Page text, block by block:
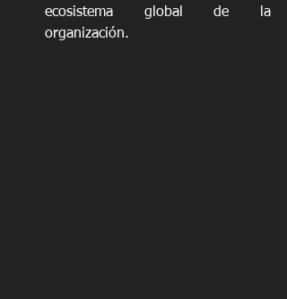
ecosistema global de la
organización.